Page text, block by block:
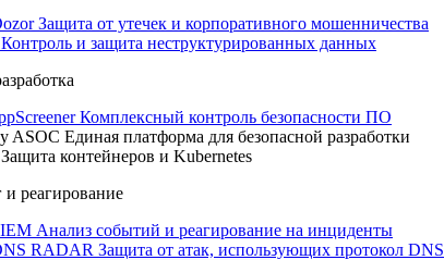
Защита от утечек и корпоративного мошенничества
Контроль и защита неструктурированных данных
Комплексный контроль безопасности ПО
ASOC Единая платформа для безопасной разработки
Защита контейнеров и Kubernetes
реагирование
Анализ событий и реагирование на инциденты
RADAR Защита от атак, использующих протокол DNS